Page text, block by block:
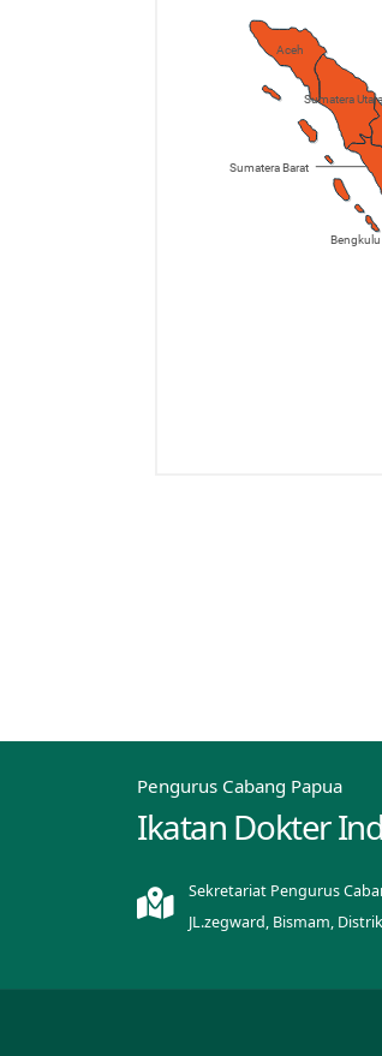
Pengurus Cabang Papua
Ikatan Dokter
Sekretariat Pengurus
JL.zegward, Bismam,